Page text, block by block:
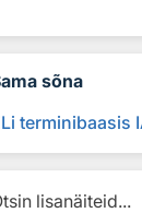
sõna
terminibaasis
lisanäiteid...